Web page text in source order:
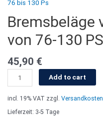
76 bis 130 Ps
Bremsbeläge
von 76-130 PS
45,90 €
Add to cart
incl. 19% VAT zzgl. Versandkosten
Lieferzeit: 3-5 Tage